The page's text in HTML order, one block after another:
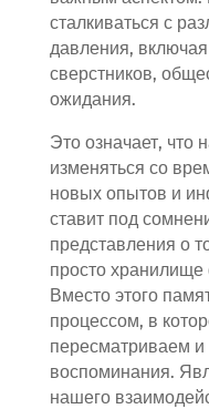
сталкиваться с
давления,
сверстников,
ожидания.
Это означает, что
изменяться со
новых опытов и
ставит под
представления о
просто
Вместо этого
процессом, в
пересматриваем и
воспоминания.
нашего